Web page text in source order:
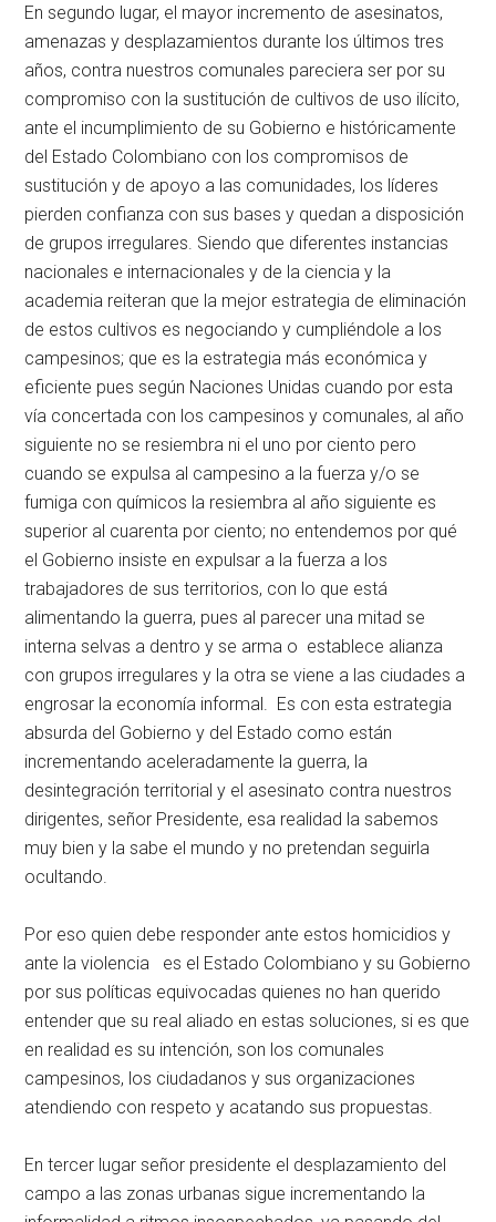
En segundo lugar, el mayor incremento de asesinatos,
amenazas y desplazamientos durante los últimos tres
años, contra nuestros comunales pareciera ser por su
compromiso con la sustitución de cultivos de uso ilícito,
ante el incumplimiento de su Gobierno e históricamente
del Estado Colombiano con los compromisos de
sustitución y de apoyo a las comunidades, los líderes
pierden confianza con sus bases y quedan a disposición
de grupos irregulares. Siendo que diferentes instancias
nacionales e internacionales y de la ciencia y la
academia reiteran que la mejor estrategia de eliminación
de estos cultivos es negociando y cumpliéndole a los
campesinos; que es la estrategia más económica y
eficiente pues según Naciones Unidas cuando por esta
vía concertada con los campesinos y comunales, al año
siguiente no se resiembra ni el uno por ciento pero
cuando se expulsa al campesino a la fuerza y/o se
fumiga con químicos la resiembra al año siguiente es
superior al cuarenta por ciento; no entendemos por qué
el Gobierno insiste en expulsar a la fuerza a los
trabajadores de sus territorios, con lo que está
alimentando la guerra, pues al parecer una mitad se
interna selvas a dentro y se arma o establece alianza
con grupos irregulares y la otra se viene a las ciudades a
engrosar la economía informal. Es con esta estrategia
absurda del Gobierno y del Estado como están
incrementando aceleradamente la guerra, la
desintegración territorial y el asesinato contra nuestros
dirigentes, señor Presidente, esa realidad la sabemos
muy bien y la sabe el mundo y no pretendan seguirla
ocultando.
Por eso quien debe responder ante estos homicidios y
ante la violencia es el Estado Colombiano y su Gobierno
por sus políticas equivocadas quienes no han querido
entender que su real aliado en estas soluciones, si es que
en realidad es su intención, son los comunales
campesinos, los ciudadanos y sus organizaciones
atendiendo con respeto y acatando sus propuestas.
En tercer lugar señor presidente el desplazamiento del
campo a las zonas urbanas sigue incrementando la